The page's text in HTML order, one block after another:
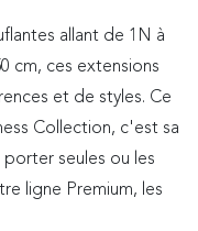
allant de 1N à
cm, ces extensions
et de styles. Ce
Collection, c'est sa
porter seules ou les
ligne Premium, les